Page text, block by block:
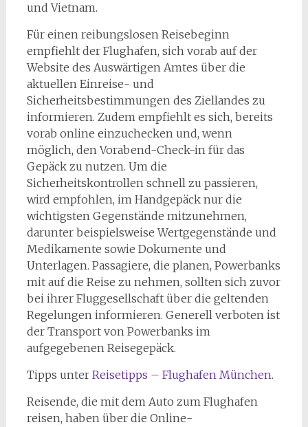
und Vietnam.
Für einen reibungslosen Reisebeginn
empfiehlt der Flughafen, sich vorab auf der
Website des Auswärtigen Amtes über die
aktuellen Einreise- und
Sicherheitsbestimmungen des Ziellandes zu
informieren. Zudem empfiehlt es sich, bereits
vorab online einzuchecken und, wenn
möglich, den Vorabend-Check-in für das
Gepäck zu nutzen. Um die
Sicherheitskontrollen schnell zu passieren,
wird empfohlen, im Handgepäck nur die
wichtigsten Gegenstände mitzunehmen,
darunter beispielsweise Wertgegenstände und
Medikamente sowie Dokumente und
Unterlagen. Passagiere, die planen, Powerbanks
mit auf die Reise zu nehmen, sollten sich zuvor
bei ihrer Fluggesellschaft über die geltenden
Regelungen informieren. Generell verboten ist
der Transport von Powerbanks im
aufgegebenen Reisegepäck.
Tipps unter Reisetipps – Flughafen München.
Reisende, die mit dem Auto zum Flughafen
reisen, haben über die Online-